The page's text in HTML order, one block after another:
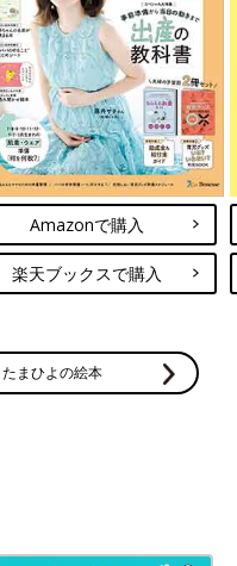
Amazonで購入
楽天ブックスで購入
たまひよの絵本